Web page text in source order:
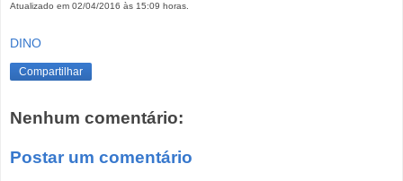
Atualizado em 02/04/2016 às 15:09 horas.
DINO
Compartilhar
Nenhum comentário:
Postar um comentário